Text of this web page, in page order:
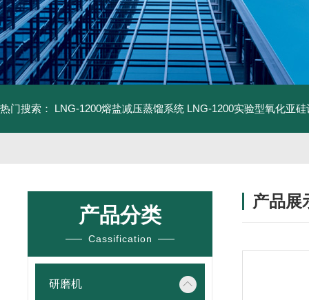
热门搜索： LNG-1200熔盐减压蒸馏系统 LNG-1200实验型氧化亚硅
产品分类
Cassification
研磨机
产品展